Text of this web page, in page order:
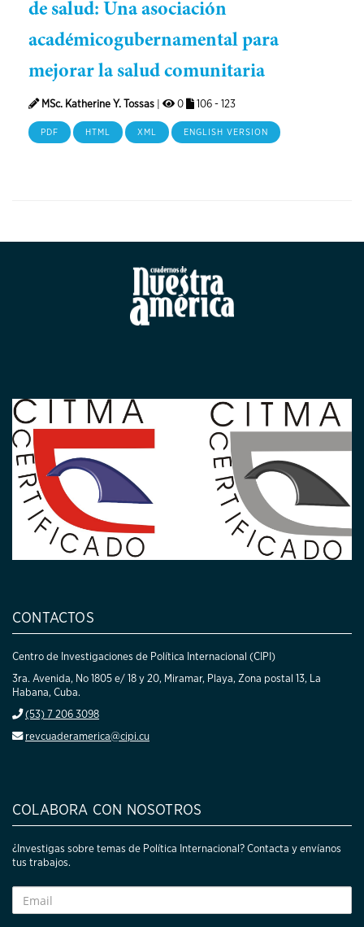
de salud: Una asociación
académicogubernamental para
mejorar la salud comunitaria
MSc. Katherine Y. Tossas 0 106 - 123
PDF HTML XML ENGLISH VERSION
CONTACTOS
Centro de Investigaciones de Política Internacional (CIPI)
3ra. Avenida, No 1805 e/ 18 y 20, Miramar, Playa, Zona postal 13, La
Habana, Cuba.
(53) 7 206 3098
revcuaderamerica@cipi.cu
COLABORA CON NOSOTROS
¿Investigas sobre temas de Política Internacional? Contacta y envíanos
tus trabajos.